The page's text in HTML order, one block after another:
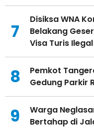
7
Disiksa WNA
Belakang
Visa Turis
8
Pemkot
Gedung Parkir
9
Warga
Bertahap di